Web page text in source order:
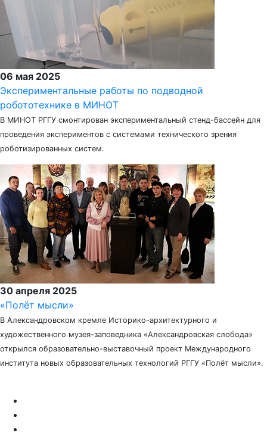
06 мая 2025
Экспериментальные работы по подводной
робототехнике в МИНОТ
В МИНОТ РГГУ смонтирован экспериментальный стенд-бассейн для
проведения экспериментов с системами технического зрения
роботизированных систем.
30 апреля 2025
«Полёт мысли»
В Александровском кремле Историко-архитектурного и
художественного музея-заповедника «Александровская слобода»
открылся образовательно-выставочный проект Международного
института новых образовательных технологий РГГУ «Полёт мысли».